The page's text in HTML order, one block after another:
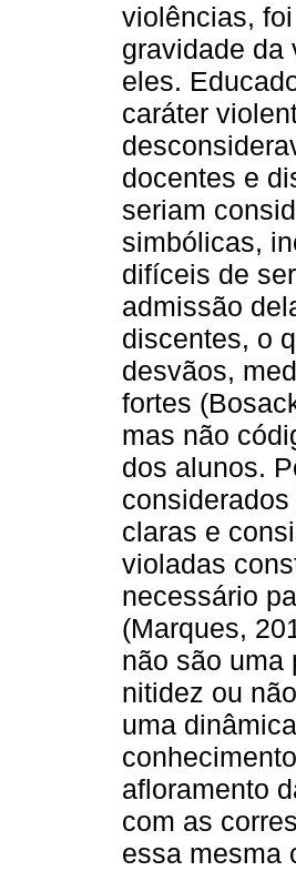
violências,
gravidade da
eles.
caráter
docentes e
seriam
simbólicas,
difíceis de
admissão
discentes, o
desvãos,
fortes
mas não
dos alunos.
claras e
violadas
necessário
(Marques,
não são uma
nitidez ou
uma
afloramento
com as
essa mesma